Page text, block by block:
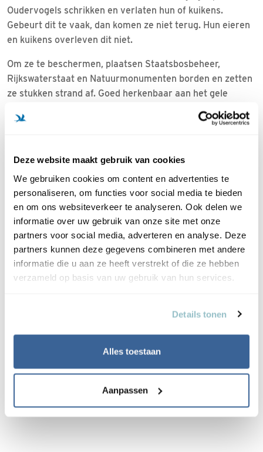
Deze website maakt gebruik van cookies
We gebruiken cookies om content en advertenties te
personaliseren, om functies voor social media te bieden
en om ons websiteverkeer te analyseren. Ook delen we
informatie over uw gebruik van onze site met onze
partners voor social media, adverteren en analyse. Deze
partners kunnen deze gegevens combineren met andere
informatie die u aan ze heeft verstrekt of die ze hebben
verzameld op basis van uw gebruik van hun services.
Details tonen
Alles toestaan
Aanpassen
Oudervogels schrikken en verlaten hun of kuikens.
Gebeurt dit te vaak, dan komen ze niet terug. Hun eieren
en kuikens overleven dit niet.
Om ze te beschermen, plaatsen Staatsbosbeheer,
Rijkswaterstaat en Natuurmonumenten borden en zetten
ze stukken strand af. Goed herkenbaar aan het gele
schildje met 'Ik broed!'. En de boodschap duidelijk: houd
afstand en hond aan de lijn.
Wil je al lopend over het strand of thuis een podcast
luisteren over hoe belangrijk het beschermen van
strandbroeders is? Staatsbosbeheer Terschelling neemt
je in een klein half uur mee in de wondere wereld van
deze wadvogels.Luister hier naar de podcast
Video Strandbroeders Terschelling
Liever een korte video kijken? Dat kan ook! Boswachter
Wanda Bakker van Staatsbosbeheer Terschelling vertelt